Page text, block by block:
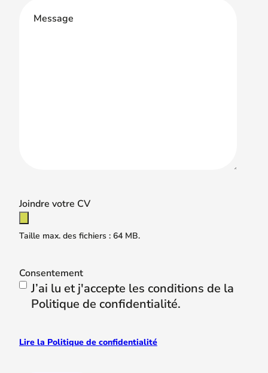
Joindre votre CV
Taille max. des fichiers : 64 MB.
Consentement
J’ai lu et j'accepte les conditions de la
Politique de confidentialité.
Lire la Politique de confidentialité